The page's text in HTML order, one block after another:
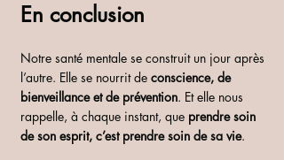
En conclusion
Notre santé mentale se construit un jour après
l’autre. Elle se nourrit de conscience, de
bienveillance et de prévention. Et elle nous
rappelle, à chaque instant, que prendre soin
de son esprit, c’est prendre soin de sa vie.